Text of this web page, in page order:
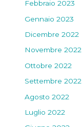
Febbraio 2023
Gennaio 2023
Dicembre 2022
Novembre 2022
Ottobre 2022
Settembre 2022
Agosto 2022
Luglio 2022